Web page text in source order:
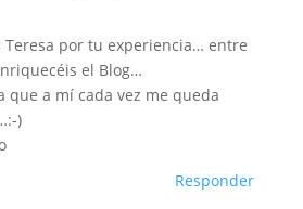
Teresa por tu experiencia… entre
el Blog…
que a mí cada vez me queda
)
Responder